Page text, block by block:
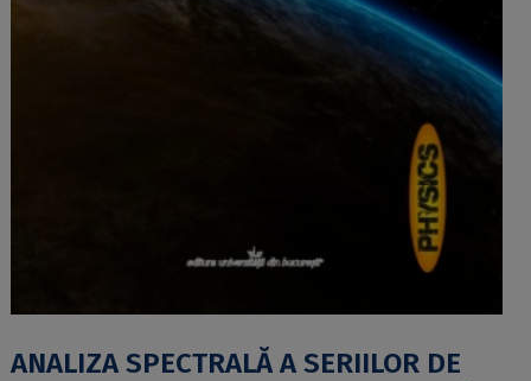
ANALIZA SPECTRALĂ A SERIILOR DE